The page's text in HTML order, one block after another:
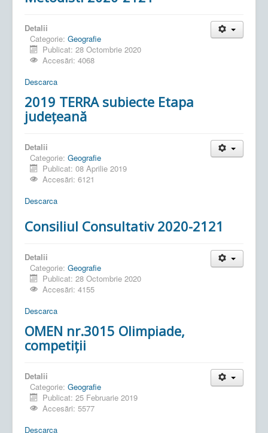
Detalii
Categorie: Geografie
Publicat: 28 Octombrie 2020
Accesări: 4068
Descarca
2019 TERRA subiecte Etapa
judeţeană
Detalii
Categorie: Geografie
Publicat: 08 Aprilie 2019
Accesări: 6121
Descarca
Consiliul Consultativ 2020-2121
Detalii
Categorie: Geografie
Publicat: 28 Octombrie 2020
Accesări: 4155
Descarca
OMEN nr.3015 Olimpiade,
competiţii
Detalii
Categorie: Geografie
Publicat: 25 Februarie 2019
Accesări: 5577
Descarca